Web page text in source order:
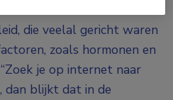
die veelal gericht waren
zoals hormonen en
je op internet naar
dan blijkt dat in de